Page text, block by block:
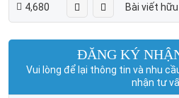
4,680 Bài viết
ĐĂNG KÝ
Vui lòng để lại thông tin và nhu
nhận tư